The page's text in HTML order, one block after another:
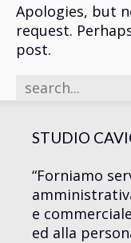
Apologies, but
request.
post.
STUDIO
“Forniamo
e
ed alla